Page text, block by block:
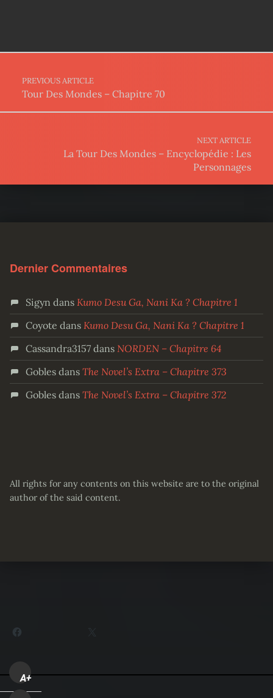
Post navigation
PREVIOUS ARTICLE
Tour Des Mondes – Chapitre 70
NEXT ARTICLE
La Tour Des Mondes – Encyclopédie : Les
Personnages
Dernier Commentaires
Sigyn dans Kumo Desu Ga, Nani Ka ? Chapitre 1
Coyote dans Kumo Desu Ga, Nani Ka ? Chapitre 1
Cassandra3157dans NORDEN – Chapitre 64
Goblesdans The Novel’s Extra – Chapitre 373
Goblesdans The Novel’s Extra – Chapitre 372
All rights for any contents on this website are to the original
author of the said content.
A+